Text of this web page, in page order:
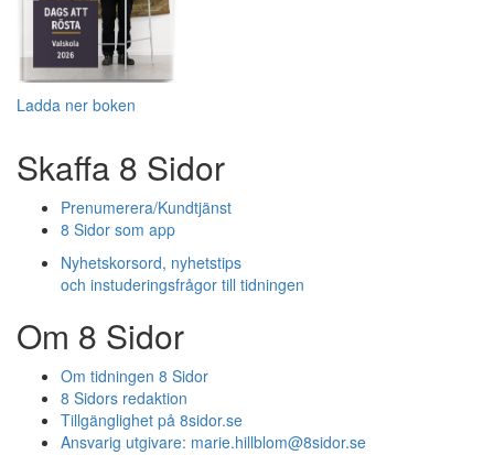
Ladda ner boken
Skaffa 8 Sidor
Prenumerera/Kundtjänst
8 Sidor som app
Nyhetskorsord, nyhetstips
och instuderingsfrågor till tidningen
Om 8 Sidor
Om tidningen 8 Sidor
8 Sidors redaktion
Tillgänglighet på 8sidor.se
Ansvarig utgivare: marie.hillblom@8sidor.se